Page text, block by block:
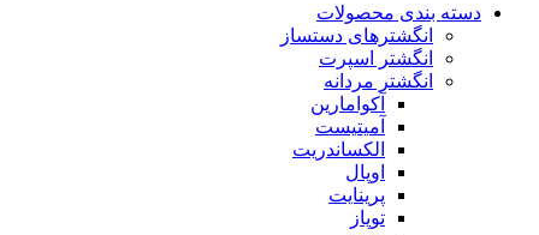
دسته بندی محصولات
انگشترهای دستساز
انگشتر اسپرت
انگشتر مردانه
آکوامارین
آمیتیست
الکساندریت
اوپال
پرینایت
توپاز